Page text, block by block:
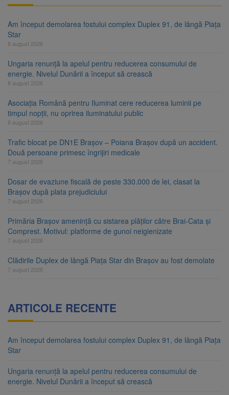
Am început demolarea fostului complex Duplex 91, de lângă Piața
Star
8 august 2026
Ungaria renunță la apelul pentru reducerea consumului de
energie. Nivelul Dunării a început să crească
8 august 2026
Asociația Română pentru Iluminat cere reducerea luminii pe
timpul nopții, nu oprirea iluminatului public
8 august 2026
Trafic blocat pe DN1E Brașov – Poiana Brașov după un accident.
Două persoane primesc îngrijiri medicale
7 august 2026
Dosar de evaziune fiscală de peste 330.000 de lei, clasat la
Brașov după plata prejudiciului
7 august 2026
Primăria Brașov amenință cu sistarea plăților către Brai-Cata și
Comprest. Motivul: platforme de gunoi neigienizate
7 august 2026
Clădirile Duplex de lângă Piața Star din Brașov au fost demolate
7 august 2026
ARTICOLE RECENTE
Am început demolarea fostului complex Duplex 91, de lângă Piața
Star
Ungaria renunță la apelul pentru reducerea consumului de
energie. Nivelul Dunării a început să crească